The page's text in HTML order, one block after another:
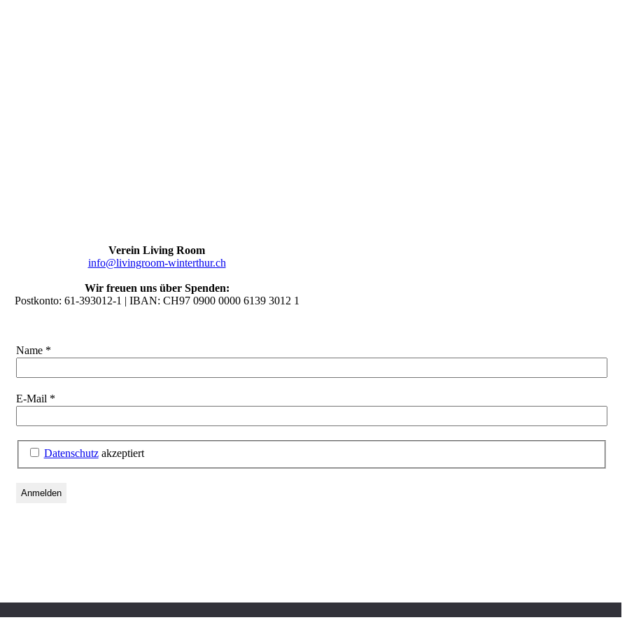
Verein Living Room
info@livingroom-winterthur.ch
Wir freuen uns über Spenden:
Postkonto: 61-393012-1 | IBAN: CH97 0900 0000 6139 3012 1
Name *
E-Mail *
Datenschutzakzeptiert